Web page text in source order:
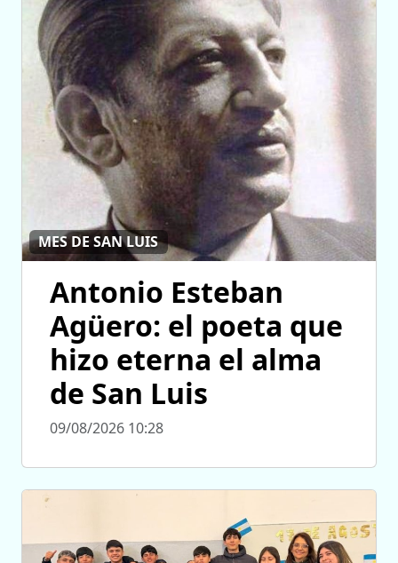
MES DE SAN LUIS
Antonio Esteban
Agüero: el poeta que
hizo eterna el alma
de San Luis
09/08/2026 10:28